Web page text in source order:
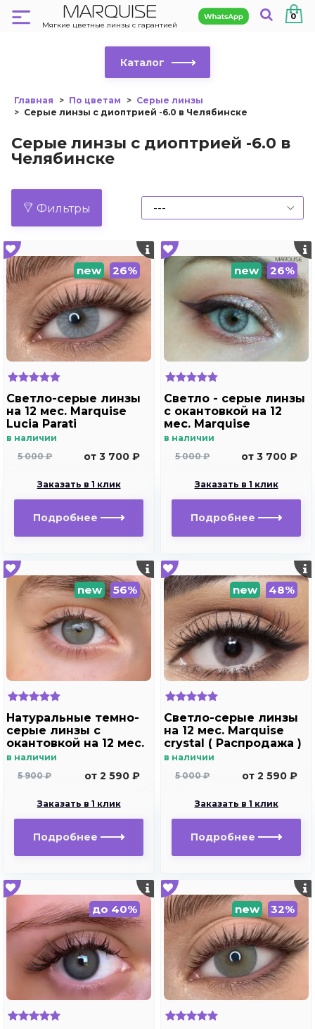
MARQUISE
Мягкие цветные линзы с гарантией
0
Каталог
Главная По цветам
Серые линзы
Серые линзы с диоптрией -6.0 в Челябинске
Серые линзы с диоптрией -6.0 в
Челябинске
Фильтры
new 26%
Светло-серые линзы
на 12 мес. Marquise
Lucia Parati
в наличии
5 000 ₽
от 3 700 ₽
Заказать в 1 клик
Подробнее
new 26%
Светло - cерые линзы
c окантовкой на 12
мес. Marquise
elegance light gray
в наличии
5 000 ₽
от 3 700 ₽
Заказать в 1 клик
Подробнее
new 56%
Натуральные темно-
серые линзы c
окантовкой на 12 мес.
Marquise essvase gray
в наличии
5 900 ₽
от 2 590 ₽
Заказать в 1 клик
Подробнее
new 48%
Светло-серые линзы
на 12 мес. Marquise
crystal ( Распродажа )
в наличии
5 000 ₽
от 2 590 ₽
Заказать в 1 клик
Подробнее
до 40% new 32%